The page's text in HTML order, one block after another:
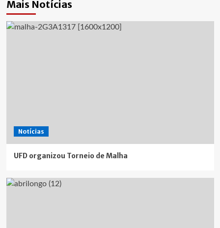
Mais Notícias
Notícias
UFD organizou Torneio de Malha